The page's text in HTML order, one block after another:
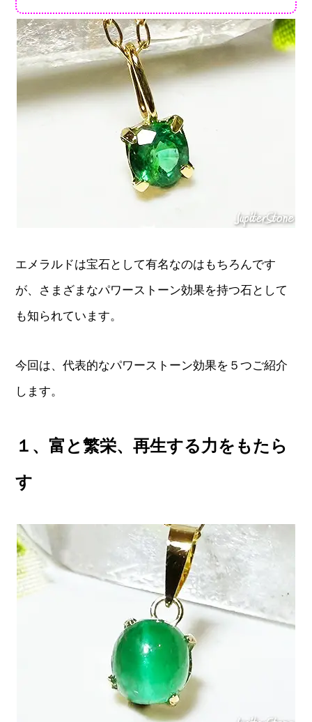
エメラルドは宝石として有名なのはもちろんです
が、さまざまなパワーストーン効果を持つ石として
も知られています。
今回は、代表的なパワーストーン効果を５つご紹介
します。
１、富と繁栄、再生する力をもたら
す